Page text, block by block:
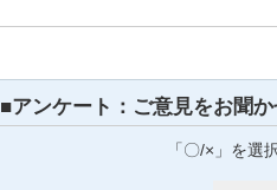
■アンケート：ご意見をお聞
「〇/×」を選